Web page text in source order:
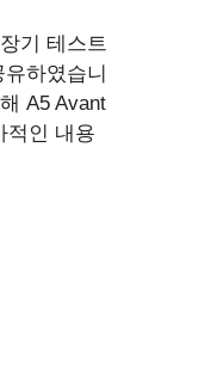
기 테스트
하였습니
A5 Avant
적인 내용